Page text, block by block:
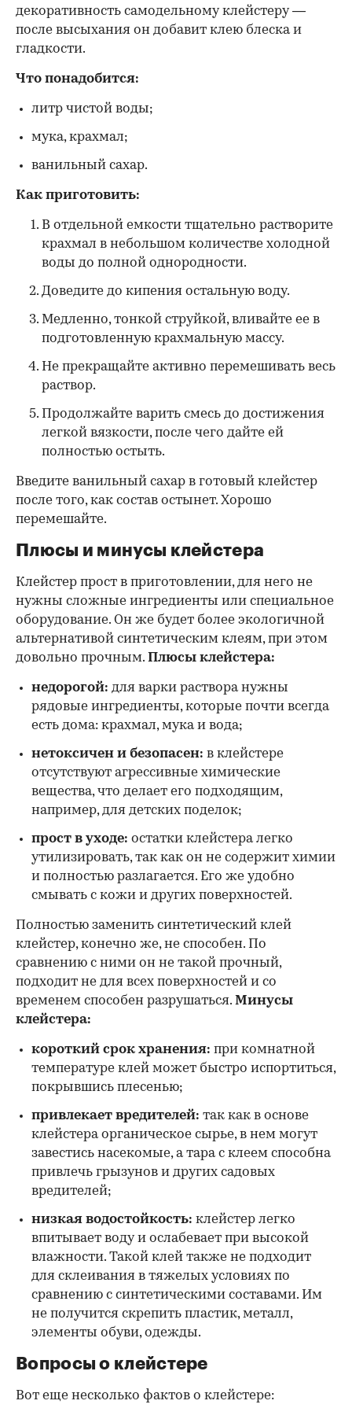
декоративность самодельному клейстеру —
после высыхания он добавит клею блеска и
гладкости.
Что понадобится:
литр чистой воды;
мука, крахмал;
ванильный сахар.
Как приготовить:
В отдельной емкости тщательно растворите
крахмал в небольшом количестве холодной
воды до полной однородности.
Доведите до кипения остальную воду.
Медленно, тонкой струйкой, вливайте ее в
подготовленную крахмальную массу.
Не прекращайте активно перемешивать весь
раствор.
Продолжайте варить смесь до достижения
легкой вязкости, после чего дайте ей
полностью остыть.
Введите ванильный сахар в готовый клейстер
после того, как состав остынет. Хорошо
перемешайте.
Плюсы и минусы клейстера
Клейстер прост в приготовлении, для него не
нужны сложные ингредиенты или специальное
оборудование. Он же будет более экологичной
альтернативой синтетическим клеям, при этом
довольно прочным. Плюсы клейстера:
недорогой: для варки раствора нужны
рядовые ингредиенты, которые почти всегда
есть дома: крахмал, мука и вода;
нетоксичен и безопасен: в клейстере
отсутствуют агрессивные химические
вещества, что делает его подходящим,
например, для детских поделок;
прост в уходе: остатки клейстера легко
утилизировать, так как он не содержит химии
и полностью разлагается. Его же удобно
смывать с кожи и других поверхностей.
Полностью заменить синтетический клей
клейстер, конечно же, не способен. По
сравнению с ними он не такой прочный,
подходит не для всех поверхностей и со
временем способен разрушаться. Минусы
клейстера:
короткий срок хранения: при комнатной
температуре клей может быстро испортиться,
покрывшись плесенью;
привлекает вредителей: так как в основе
клейстера органическое сырье, в нем могут
завестись насекомые, а тара с клеем способна
привлечь грызунов и других садовых
вредителей;
низкая водостойкость: клейстер легко
впитывает воду и ослабевает при высокой
влажности. Такой клей также не подходит
для склеивания в тяжелых условиях по
сравнению с синтетическими составами. Им
не получится скрепить пластик, металл,
элементы обуви, одежды.
Вопросы о клейстере
Вот еще несколько фактов о клейстере: